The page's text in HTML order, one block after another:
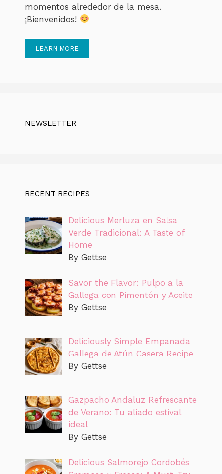
momentos alrededor de la mesa.
¡Bienvenidos!
LEARN MORE
NEWSLETTER
RECENT RECIPES
Delicious Merluza en Salsa
Verde Tradicional: A Taste of
Home
By Gettse
Savor the Flavor: Pulpo a la
Gallega con Pimentón y Aceite
By Gettse
Deliciously Simple Empanada
Gallega de Atún Casera Recipe
By Gettse
Gazpacho Andaluz Refrescante
de Verano: Tu aliado estival
ideal
By Gettse
Delicious Salmorejo Cordobés